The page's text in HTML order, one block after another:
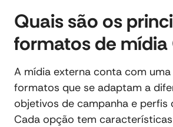
Quais são os
formatos de mídia
A mídia externa conta com
formatos que se adaptam a
objetivos de campanha e perfis
Cada opção tem